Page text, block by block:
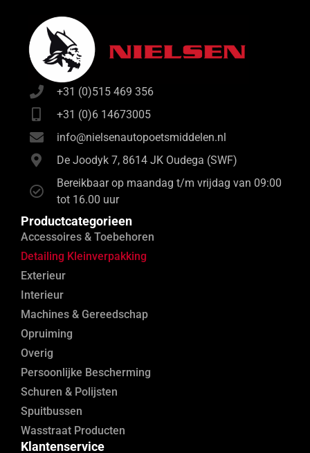
+31 (0)515 469 356
+31 (0)6 14673005
info@nielsenautopoetsmiddelen.nl
De Joodyk 7, 8614 JK Oudega (SWF)
Bereikbaar op maandag t/m vrijdag van 09:00
tot 16.00 uur
Productcategorieen
Accessoires & Toebehoren
Detailing Kleinverpakking
Exterieur
Interieur
Machines & Gereedschap
Opruiming
Overig
Persoonlijke Bescherming
Schuren & Polijsten
Spuitbussen
Wasstraat Producten
Klantenservice